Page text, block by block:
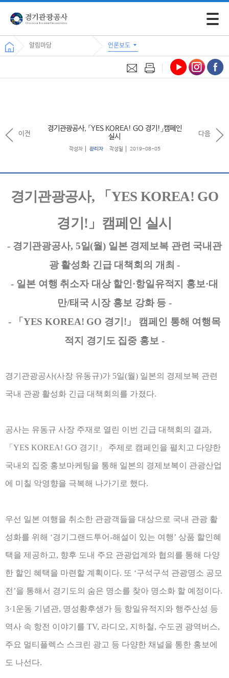
모바일
알림마당 언론보도
경기관광공사, 「YES KOREA! GO 경기!」캠페인
실시
작성자 관리자 작성일 2019-08-05
이전 다음
경기관광공사, 「 YES KOREA! GO
경기 ! 」 캠페인 실시
- 경기관광공사, 5일(월) 일본 경제보복 관련 국내관
광 활성화 긴급 대책회의 개최-
- 일본 여행 취소자 대상 할인·항일유적지 홍보·대
만/태국 시장 홍보 강화 등 -
-
「 YES KOREA! GO 경기 ! 」 캠페인 통해 여행목
적지 경기도 집중 홍보 -
경기관광공사(사장 유동규)가 5일(월) 일본의 경제보복 관련
국내 관광 활성화 긴급 대책회의를 가졌다.
공사는 유동규 사장 주재로 열린 이번 긴급 대책회의 결과,
「 YES KOREA! GO 경기 ! 」 주제로 캠페인을 펼치고 다양한
국내외 집중 홍보마케팅을 통해 일본의 경제보복이 관광산업
에 미칠 악영향을 극복해 나가기로 했다.
우선 일본 여행을 취소한 관광객들을 대상으로 국내 관광 활
성화를 위해 ‘경기그랜드투어-해설이 있는 여행’ 상품 할인혜
택을 제공하고, 향후 도내 주요 관광업계와 협의를 통해 다양
한 할인 혜택을 마련할 계획이다. 또 ‘구석구석 관광명소 공모
전 ’을 통해서 경기도의 숨은 명소를 찾아 명소화 할 예정이다.
3·1 운동 기념관, 명성황후생가 등 항일유적지와 행주산성 등
역사 속 항전 이야기를 TV, 라디오, 지하철, 수도권 광역버스,
주요 멀티플렉스 스크린 광고 등 다양한 채널을 통한 홍보에
도 나선다.